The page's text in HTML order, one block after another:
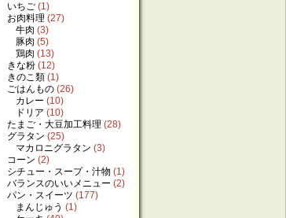
いちご (1)
お肉料理 (27)
牛肉 (3)
豚肉 (5)
鶏肉 (13)
きな粉 (12)
きのこ類 (1)
ごはんもの (26)
カレー (10)
ドリア (10)
たまご・大豆加工料理 (28)
グラタン (25)
マカロニグラタン (3)
コーン (2)
シチュー・スープ・汁物 (1)
バランスのいいメニュー (2)
パン・スイーツ (177)
まんじゅう (1)